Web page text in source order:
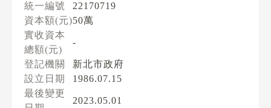
統一編號
22170719
資本額(元)50萬
實收資本
總額(元)
-
登記機關
新北市政府
設立日期
1986.07.15
最後變更
2023.05.01